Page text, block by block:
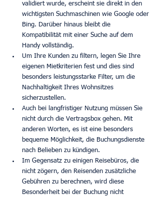
validiert wurde, erscheint sie direkt in den
wichtigsten Suchmaschinen wie Google oder
Bing. Darüber hinaus bleibt die
Kompatibilität mit einer Suche auf dem
Handy vollständig.
Um Ihre Kunden zu filtern, legen Sie Ihre
eigenen Mietkriterien fest und dies sind
besonders leistungsstarke Filter, um die
Nachhaltigkeit Ihres Wohnsitzes
sicherzustellen.
Auch bei langfristiger Nutzung müssen Sie
nicht durch die Vertragsbox gehen. Mit
anderen Worten, es ist eine besonders
bequeme Möglichkeit, die Buchungsdienste
nach Belieben zu kündigen.
Im Gegensatz zu einigen Reisebüros, die
nicht zögern, den Reisenden zusätzliche
Gebühren zu berechnen, wird diese
Besonderheit bei der Buchung nicht